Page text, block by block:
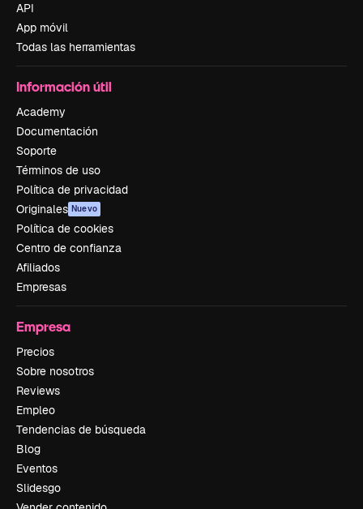
API
App móvil
Todas las herramientas
Información útil
Academy
Documentación
Soporte
Términos de uso
Política de privacidad
Originales Nuevo
Política de cookies
Centro de confianza
Afiliados
Empresas
Empresa
Precios
Sobre nosotros
Reviews
Empleo
Tendencias de búsqueda
Blog
Eventos
Slidesgo